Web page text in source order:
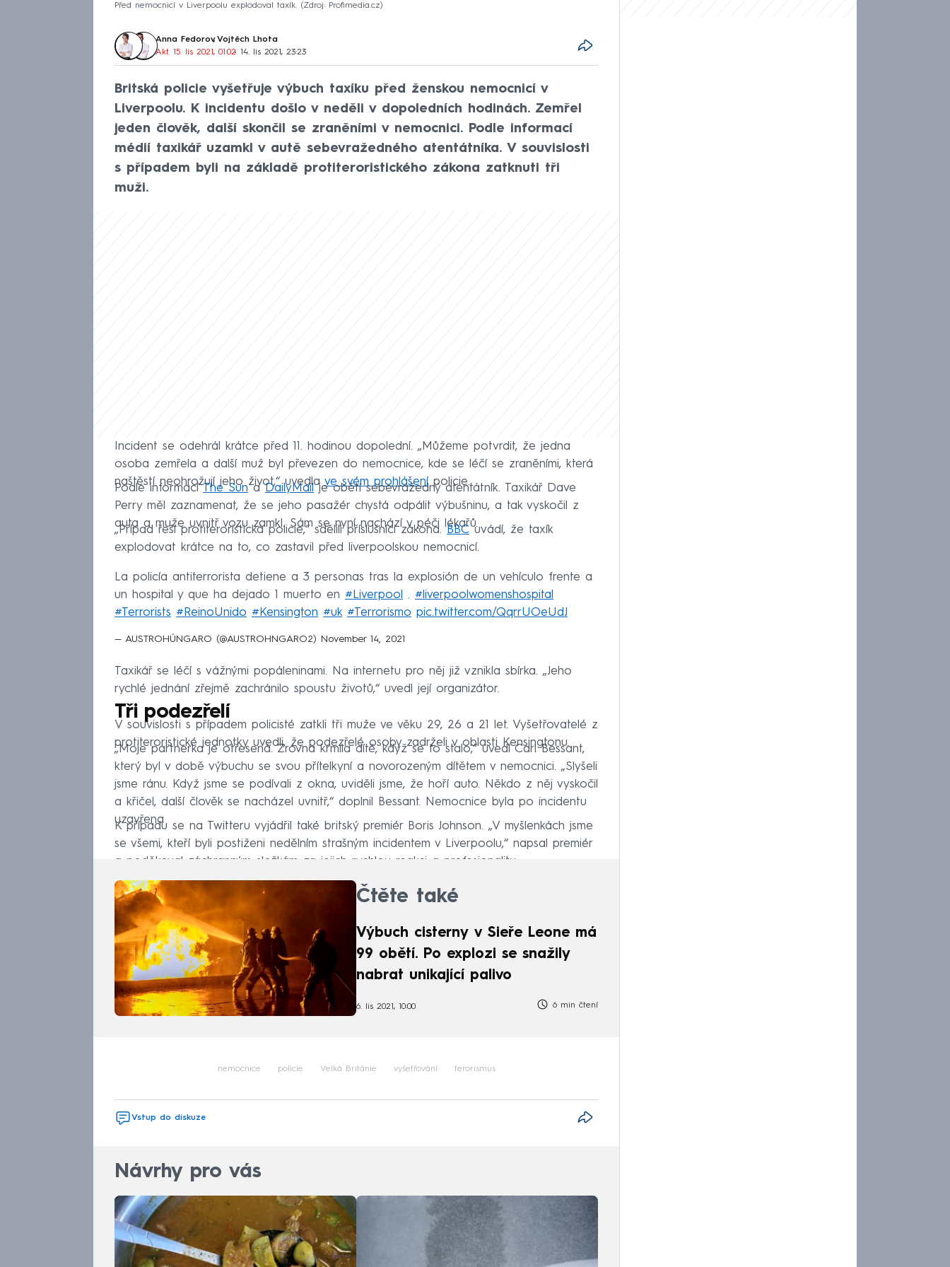
Před nemocnicí v Liverpoolu explodoval taxík. Zdroj: Profimedia.cz
Anna Fedorov, Vojtěch Lhota
Akt. 15. lis 2021, 01:02• 14. lis 2021, 23:23
Britská policie vyšetřuje výbuch taxíku před ženskou nemocnicí v
Liverpoolu. K incidentu došlo v neděli v dopoledních hodinách. Zemřel
jeden člověk, další skončil se zraněními v nemocnici. Podle informací
médií taxikář uzamkl v autě sebevražedného atentátníka. V souvislosti
s případem byli na základě protiteroristického zákona zatknuti tři
muži.
Incident se odehrál krátce před 11. hodinou dopolední. „Můžeme potvrdit, že jedna
osoba zemřela a další muž byl převezen do nemocnice, kde se léčí se zraněními, která
naštěstí neohrožují jeho život,“ uvedla ve svém prohlášení policie.
Podle informacíThe SunaDailyMailje obětí sebevražedný atentátník. Taxikář Dave
Perry měl zaznamenat, že se jeho pasažér chystá odpálit výbušninu, a tak vyskočil z
auta a muže uvnitř vozu zamkl. Sám se nyní nachází v péči lékařů.
„Případ řeší protiteroristická policie,“ sdělili příslušníci zákona.BBCuvádí, že taxík
explodovat krátce na to, co zastavil před liverpoolskou nemocnicí.
La policía antiterrorista detiene a 3 personas tras la explosión de un vehículo frente a
un hospital y que ha dejado 1 muerto en #Liverpool . #liverpoolwomenshospital
#Terrorists #ReinoUnido #Kensington #uk #Terrorismo pic.twitter.com/QqrrUOeUdJ
— AUSTROHÚNGARO (@AUSTROHNGARO2) November 14, 2021
Taxikář se léčí s vážnými popáleninami. Na internetu pro něj již vznikla sbírka. „Jeho
rychlé jednání zřejmě zachránilo spoustu životů,“ uvedl její organizátor.
Tři podezřelí
V souvislosti s případem policisté zatkli tři muže ve věku 29, 26 a 21 let. Vyšetřovatelé z
protiteroristické jednotky uvedli, že podezřelé osoby zadrželi v oblasti Kensingtonu.
„Moje partnerka je otřesená. Zrovna krmila dítě, když se to stalo,“ uvedl Carl Bessant,
který byl v době výbuchu se svou přítelkyní a novorozeným dítětem v nemocnici. „Slyšeli
jsme ránu. Když jsme se podívali z okna, uviděli jsme, že hoří auto. Někdo z něj vyskočil
a křičel, další člověk se nacházel uvnitř,“ doplnil Bessant. Nemocnice byla po incidentu
uzavřena
K případu se na Twitteru vyjádřil také britský premiér Boris Johnson. „V myšlenkách jsme
se všemi, kteří byli postiženi nedělním strašným incidentem v Liverpoolu,“ napsal premiér
a poděkoval záchranným složkám za jejich rychlou reakci a profesionalitu.
Čtěte také
Výbuch cisterny v Sieře Leone má
99 obětí. Po explozi se snažily
nabrat unikající palivo
6. lis 2021, 10:00 6 min čtení
nemocnice policie Velká Británie vyšetřování terorismus
Vstup do diskuze
Návrhy pro vás